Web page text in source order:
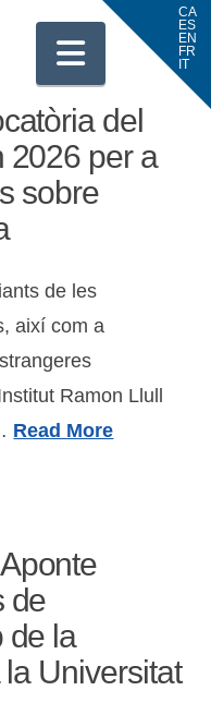
del
2026 per a
sobre
de les
així com a
Ramon Llull
Read More
de
de la
Universitat